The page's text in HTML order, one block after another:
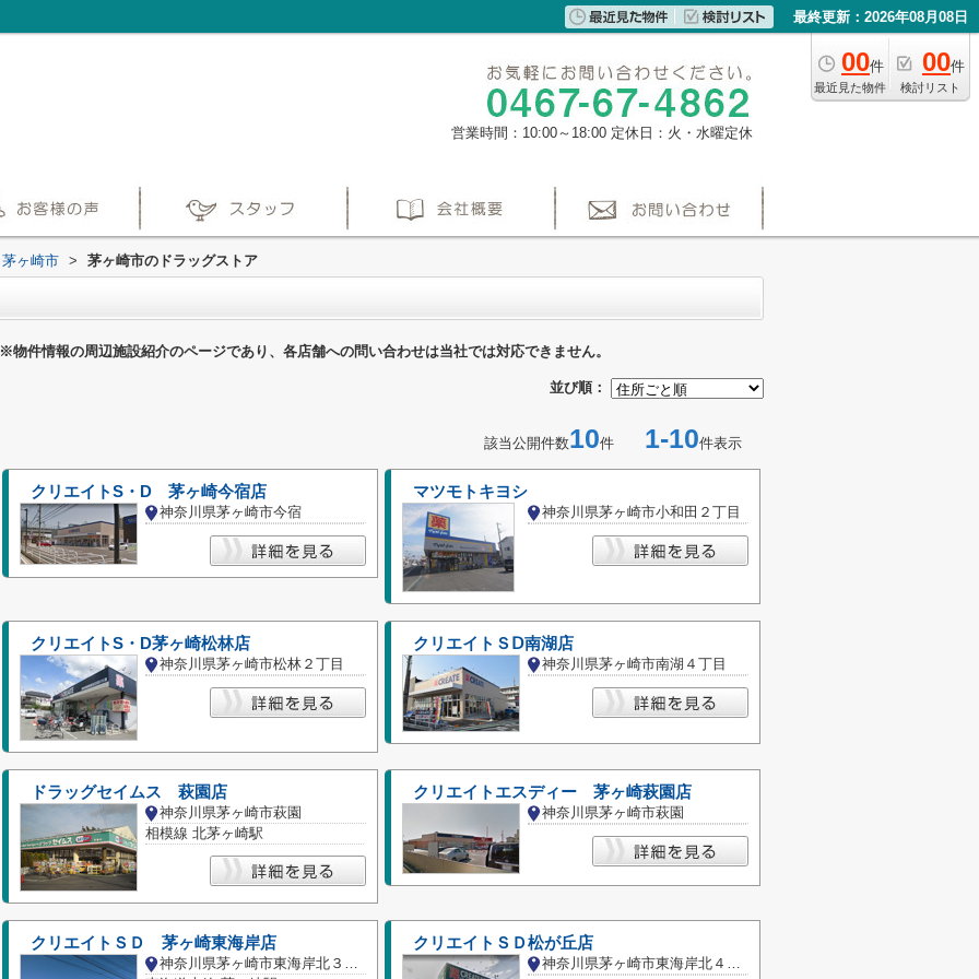
最終更新：2026年08月08日
00件
最近見た物件
00件
検討リスト
営業時間：10:00～18:00 定休日：火・水曜定休
茅ヶ崎市 > 茅ヶ崎市のドラッグストア
※物件情報の周辺施設紹介のページであり、各店舗への問い合わせは当社では対応できません。
並び順：
該当公開件数10件 1-10件表示
クリエイトS・D 茅ヶ崎今宿店
神奈川県茅ヶ崎市今宿
マツモトキヨシ
神奈川県茅ヶ崎市小和田２丁目
クリエイトS・D茅ヶ崎松林店
神奈川県茅ヶ崎市松林２丁目
クリエイトＳⅮ南湖店
神奈川県茅ヶ崎市南湖４丁目
ドラッグセイムス 萩園店
神奈川県茅ヶ崎市萩園
相模線 北茅ヶ崎駅
クリエイトエスディー 茅ヶ崎萩園店
神奈川県茅ヶ崎市萩園
クリエイトＳＤ 茅ヶ崎東海岸店
神奈川県茅ヶ崎市東海岸北３丁目
クリエイトＳＤ松が丘店
神奈川県茅ヶ崎市東海岸北４丁目